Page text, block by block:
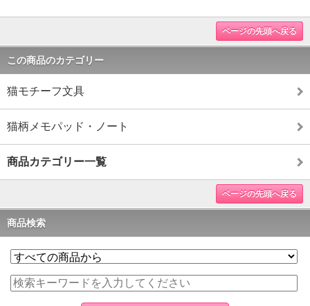
ページの先頭へ戻る
この商品のカテゴリー
猫モチーフ文具
猫柄メモパッド・ノート
商品カテゴリー一覧
ページの先頭へ戻る
商品検索